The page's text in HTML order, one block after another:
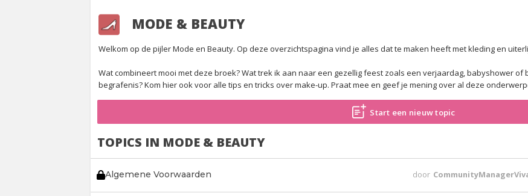
MODE & BEAUTY
Welkom op de pijler Mode en Beauty. Op deze overzichtspagina vind je alles dat te maken heeft met kleding en
Wat combineert mooi met deze broek? Wat trek ik aan naar een gezellig feest zoals een verjaardag, babyshower of
begrafenis? Kom hier ook voor alle tips en tricks over make-up. Praat mee en geef je mening over al deze
Start een nieuw topic
TOPICS IN MODE & BEAUTY
Algemene Voorwaarden door